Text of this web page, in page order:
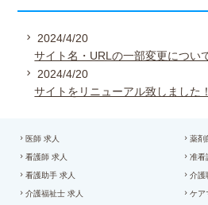
2024/4/20
サイト名・URLの一部変更につい
2024/4/20
サイトをリニューアル致しました！
医師 求人 薬剤
看護師 求人 准看
看護助手 求人 介護
介護福祉士 求人 ケア